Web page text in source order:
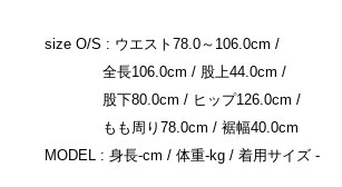
size O/S : ウエスト78.0～106.0cm /
全長106.0cm / 股上44.0cm /
股下80.0cm / ヒップ126.0cm /
もも周り78.0cm / 裾幅40.0cm
MODEL : 身長-cm / 体重-kg / 着用サイズ -